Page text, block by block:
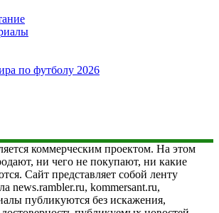
по футболу 2026
коммерческим проектом. На этом
ни чего не покупают, ни какие
Сайт представляет собой ленту
news.rambler.ru, kommersant.ru,
публикуются без искажения,